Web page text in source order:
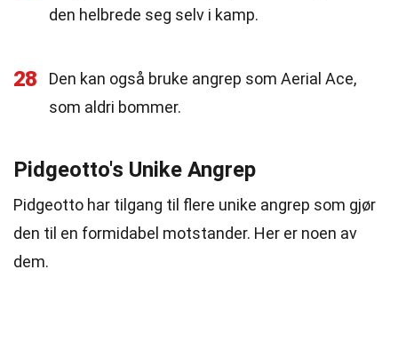
den helbrede seg selv i kamp.
28
Den kan også bruke angrep som Aerial Ace,
som aldri bommer.
Pidgeotto's Unike Angrep
Pidgeotto har tilgang til flere unike angrep som gjør
den til en formidabel motstander. Her er noen av
dem.